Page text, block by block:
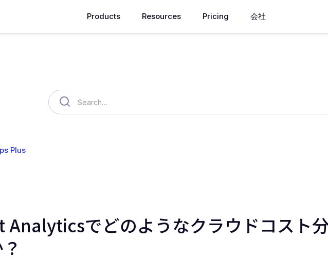
Products Resources Pricing 会社
Plus
Analyticsでどのようなクラウドコスト